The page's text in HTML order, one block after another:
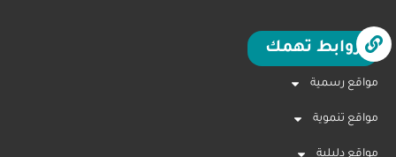
روابط تهمك
مواقع رسمية
مواقع تنموية
مواقع دليلية